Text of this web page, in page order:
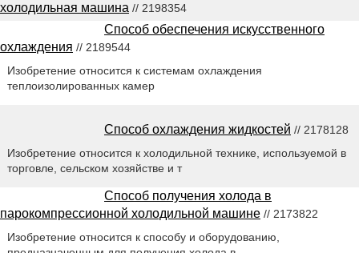
холодильная машина // 2198354
Способ обеспечения искусственного
охлаждения // 2189544
Изобретение относится к системам охлаждения
теплоизолированных камер
Способ охлаждения жидкостей // 2178128
Изобретение относится к холодильной технике, используемой в
торговле, сельском хозяйстве и т
Способ получения холода в
парокомпрессионной холодильной машине // 2173822
Изобретение относится к способу и оборудованию,